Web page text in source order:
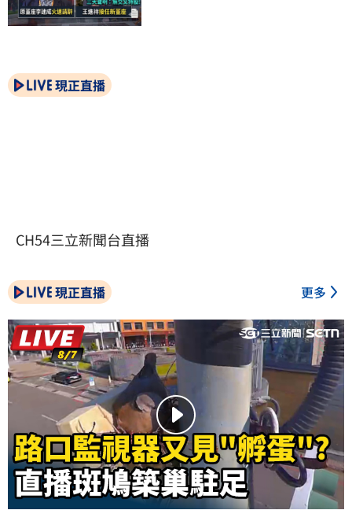
現正直播
CH54三立新聞台直播
現正直播 更多